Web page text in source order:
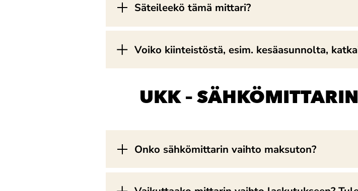
Säteileekö tämä mittari?
Voiko kiinteistöstä, esim. kesäasunnolta,
UKK –
Onko sähkömittarin vaihto maksuton?